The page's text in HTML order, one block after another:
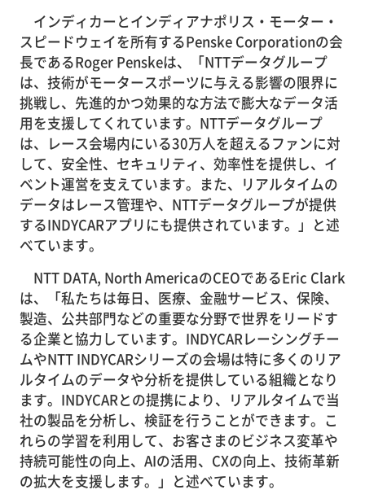
インディカーとインディアナポリス・モーター・
スピードウェイを所有するPenske Corporationの会
長であるRoger Penskeは、「NTTデータグループ
は、技術がモータースポーツに与える影響の限界に
挑戦し、先進的かつ効果的な方法で膨大なデータ活
用を支援してくれています。NTTデータグループ
は、レース会場内にいる30万人を超えるファンに対
して、安全性、セキュリティ、効率性を提供し、イ
ベント運営を支えています。また、リアルタイムの
データはレース管理や、NTTデータグループが提供
するINDYCARアプリにも提供されています。」と述
べています。
NTT DATA, North AmericaのCEOであるEric Clark
は、「私たちは毎日、医療、金融サービス、保険、
製造、公共部門などの重要な分野で世界をリードす
る企業と協力しています。INDYCARレーシングチー
ムやNTT INDYCARシリーズの会場は特に多くのリア
ルタイムのデータや分析を提供している組織となり
ます。INDYCARとの提携により、リアルタイムで当
社の製品を分析し、検証を行うことができます。こ
れらの学習を利用して、お客さまのビジネス変革や
持続可能性の向上、AIの活用、CXの向上、技術革新
の拡大を支援します。」と述べています。